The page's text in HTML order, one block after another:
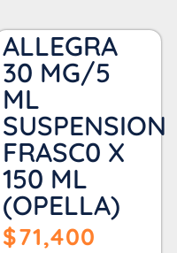
ALLEGRA
30 MG/5
ML
SUSPENSION
FRASC0 X
150 ML
(OPELLA)
$71,400